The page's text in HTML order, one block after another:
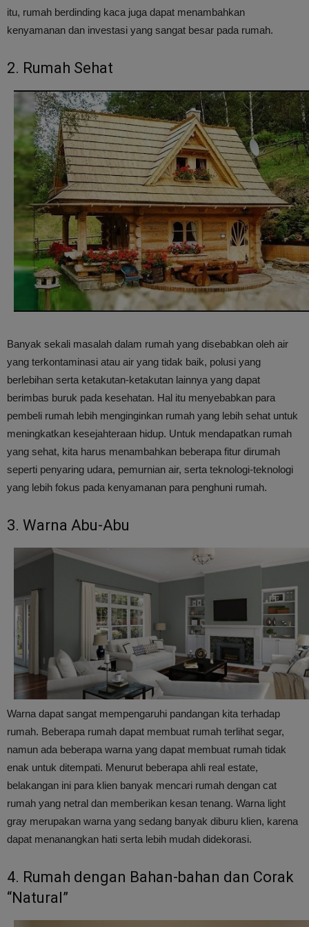
itu, rumah berdinding kaca juga dapat menambahkan
kenyamanan dan investasi yang sangat besar pada rumah.
2. Rumah Sehat
Banyak sekali masalah dalam rumah yang disebabkan oleh air
yang terkontaminasi atau air yang tidak baik, polusi yang
berlebihan serta ketakutan-ketakutan lainnya yang dapat
berimbas buruk pada kesehatan. Hal itu menyebabkan para
pembeli rumah lebih menginginkan rumah yang lebih sehat untuk
meningkatkan kesejahteraan hidup. Untuk mendapatkan rumah
yang sehat, kita harus menambahkan beberapa fitur dirumah
seperti penyaring udara, pemurnian air, serta teknologi-teknologi
yang lebih fokus pada kenyamanan para penghuni rumah.
3. Warna Abu-Abu
Warna dapat sangat mempengaruhi pandangan kita terhadap
rumah. Beberapa rumah dapat membuat rumah terlihat segar,
namun ada beberapa warna yang dapat membuat rumah tidak
enak untuk ditempati. Menurut beberapa ahli real estate,
belakangan ini para klien banyak mencari rumah dengan cat
rumah yang netral dan memberikan kesan tenang. Warna light
gray merupakan warna yang sedang banyak diburu klien, karena
dapat menanangkan hati serta lebih mudah didekorasi.
4. Rumah dengan Bahan-bahan dan Corak
“Natural”